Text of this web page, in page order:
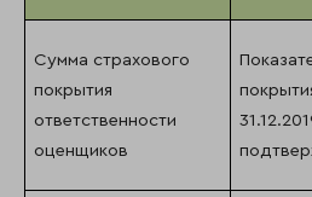
Сумма страхового
покрытия
ответственности
оценщиков